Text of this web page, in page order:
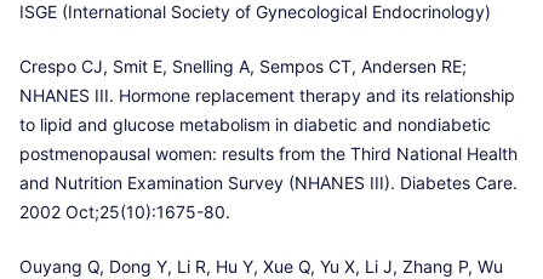
ISGE (International Society of Gynecological Endocrinology)
Crespo CJ, Smit E, Snelling A, Sempos CT, Andersen RE;
NHANES III. Hormone replacement therapy and its relationship
to lipid and glucose metabolism in diabetic and nondiabetic
postmenopausal women: results from the Third National Health
and Nutrition Examination Survey (NHANES III). Diabetes Care.
2002 Oct;25(10):1675-80.
Ouyang Q, Dong Y, Li R, Hu Y, Xue Q, Yu X, Li J, Zhang P, Wu